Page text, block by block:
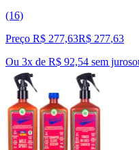
(16)
Preço R$ 277,63R$ 277,63
Ou 3x de R$ 92,54 sem juros